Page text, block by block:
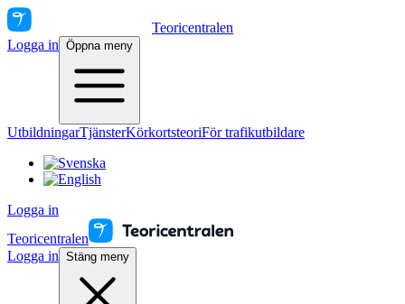
Teoricentralen
Logga in Öppna meny
UtbildningarTjänsterKörkortsteoriFör trafikutbildare
Logga in
Teoricentralen
Logga in Stäng meny